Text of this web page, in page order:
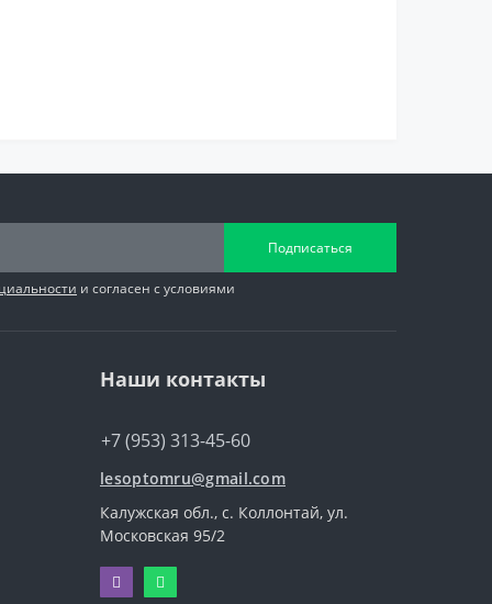
Подписаться
и согласен с условиями
Наши контакты
+7 (953) 313-45-60
lesoptomru@gmail.com
Калужская обл., с. Коллонтай, ул.
Московская 95/2